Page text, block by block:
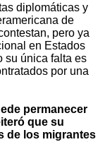
diplomáticas y
de
pero ya
en Estados
su única falta es
por una
permanecer
que su
de los migrantes